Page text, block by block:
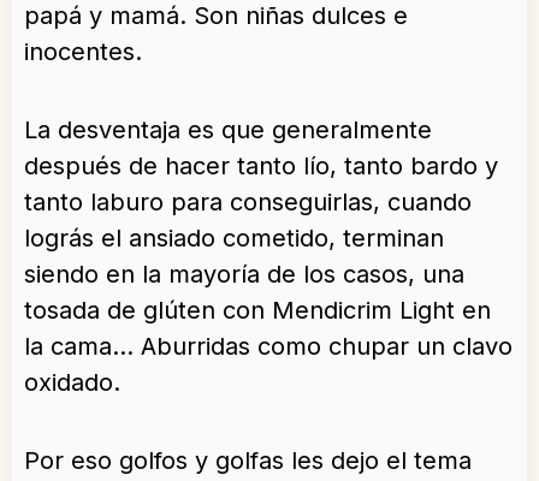
papá y mamá. Son niñas dulces e
inocentes.
La desventaja es que generalmente
después de hacer tanto lío, tanto bardo y
tanto laburo para conseguirlas, cuando
lográs el ansiado cometido, terminan
siendo en la mayoría de los casos, una
tosada de glúten con Mendicrim Light en
la cama… Aburridas como chupar un clavo
oxidado.
Por eso golfos y golfas les dejo el tema